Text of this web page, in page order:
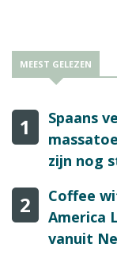
MEEST GELEZEN
1
Spaans
zijn nog
2
Coffee
America
vanuit